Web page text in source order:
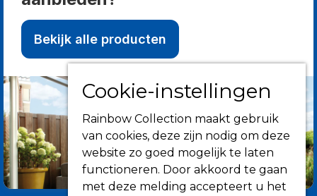
Bekijk alle producten
Cookie-instellingen
Rainbow Collection maakt gebruik
van cookies, deze zijn nodig om deze
website zo goed mogelijk te laten
functioneren. Door akkoord te gaan
met deze melding accepteert u het